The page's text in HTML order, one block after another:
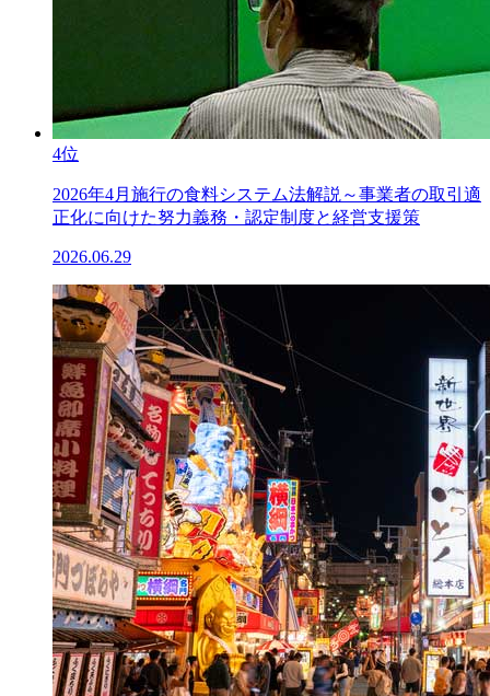
4位
2026年4月施行の食料システム法解説～事業者の取引適
正化に向けた努力義務・認定制度と経営支援策
2026.06.29